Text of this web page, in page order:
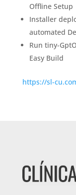
Offline Setup
Installer
automated
Run tiny-
Easy Build
https://sl-